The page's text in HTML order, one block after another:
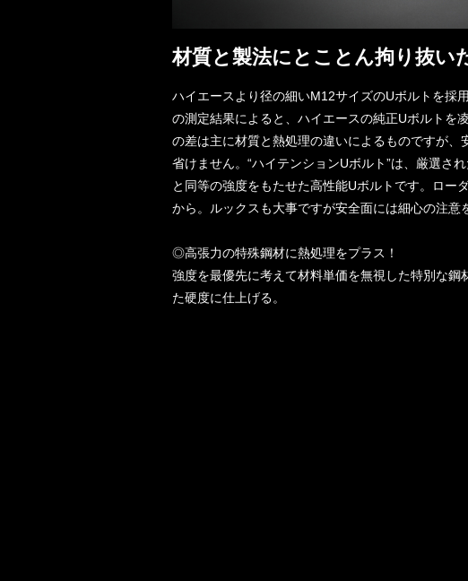
材質と製法にとことん拘り抜い
ハイエースより径の細いM12サイズのUボルトを採
の測定結果によると、ハイエースの純正Uボルトを
の差は主に材質と熱処理の違いによるものですが
省けません。“ハイテンションUボルト”は、厳選さ
と同等の強度をもたせた高性能Uボルトです。ロー
から。ルックスも大事ですが安全面には細心の注意
◎高張力の特殊鋼材に熱処理をプラス！
強度を最優先に考えて材料単価を無視した特別な
た硬度に仕上げる。